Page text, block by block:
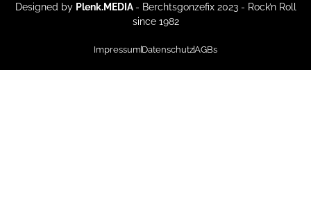
Designed by Plenk.MEDIA - Berchtsgonzefix 2023 - Rock’n Roll
since 1982
Impressum DatenschutzAGBs